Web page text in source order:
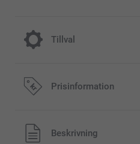
Tillval
Vill du njuta av din
ännu längre?
659,00/styck
Prisinformation
Alla priser är i svenska kronor
exklusive porto.
Beskrivning